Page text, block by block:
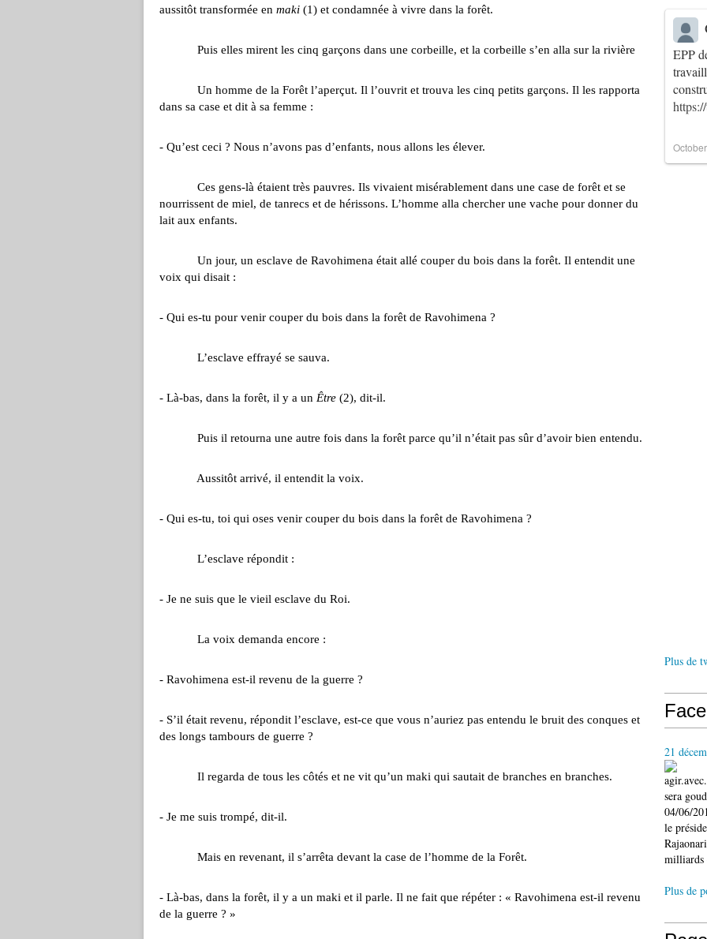
aussitôt transformée en maki (1) et condamnée à vivre dans la forêt.
Puis elles mirent les cinq garçons dans une corbeille, et la corbeille s’en alla sur la rivière
Un homme de la Forêt l’aperçut. Il l’ouvrit et trouva les cinq petits garçons. Il les rapporta
dans sa case et dit à sa femme :
- Qu’est ceci ? Nous n’avons pas d’enfants, nous allons les élever.
Ces gens-là étaient très pauvres. Ils vivaient misérablement dans une case de forêt et se
nourrissent de miel, de tanrecs et de hérissons. L’homme alla chercher une vache pour donner du
lait aux enfants.
Un jour, un esclave de Ravohimena était allé couper du bois dans la forêt. Il entendit une
voix qui disait :
- Qui es-tu pour venir couper du bois dans la forêt de Ravohimena ?
L’esclave effrayé se sauva.
- Là-bas, dans la forêt, il y a un Être (2), dit-il.
Puis il retourna une autre fois dans la forêt parce qu’il n’était pas sûr d’avoir bien entendu.
Aussitôt arrivé, il entendit la voix.
- Qui es-tu, toi qui oses venir couper du bois dans la forêt de Ravohimena ?
L’esclave répondit :
- Je ne suis que le vieil esclave du Roi.
La voix demanda encore :
- Ravohimena est-il revenu de la guerre ?
- S’il était revenu, répondit l’esclave, est-ce que vous n’auriez pas entendu le bruit des conques et
des longs tambours de guerre ?
Il regarda de tous les côtés et ne vit qu’un maki qui sautait de branches en branches.
- Je me suis trompé, dit-il.
Mais en revenant, il s’arrêta devant la case de l’homme de la Forêt.
- Là-bas, dans la forêt, il y a un maki et il parle. Il ne fait que répéter : « Ravohimena est-il revenu
de la guerre ? »
EPP
Plus de
21
sera
04/06/
le
milliards
Plus de